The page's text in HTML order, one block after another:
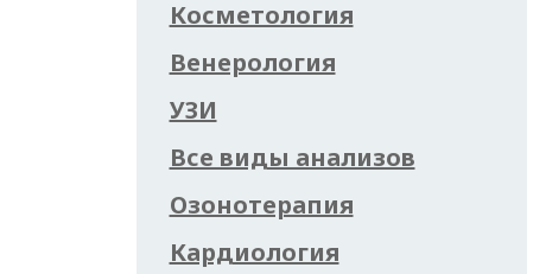
Косметология
Венерология
УЗИ
Все виды анализов
Озонотерапия
Кардиология